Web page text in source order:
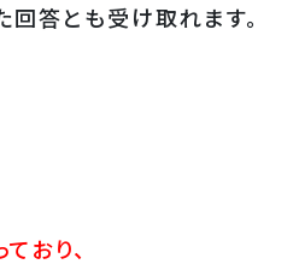
答とも受け取れます。
おり、